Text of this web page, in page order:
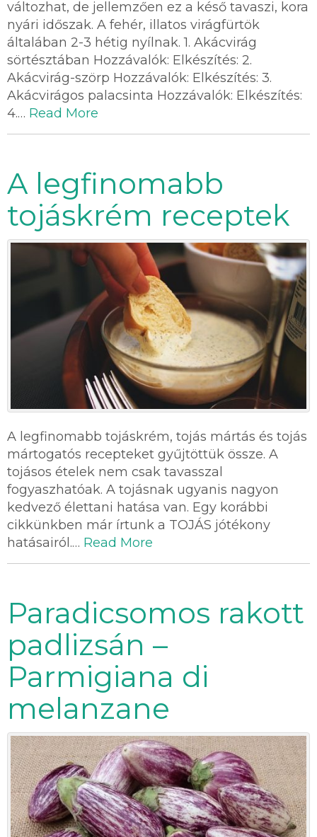
változhat, de jellemzően ez a késő tavaszi, kora
nyári időszak. A fehér, illatos virágfürtök
általában 2-3 hétig nyílnak. 1. Akácvirág
sörtésztában Hozzávalók: Elkészítés: 2.
Akácvirág-szörp Hozzávalók: Elkészítés: 3.
Akácvirágos palacsinta Hozzávalók: Elkészítés:
4.… Read More
A legfinomabb
tojáskrém receptek
A legfinomabb tojáskrém, tojás mártás és tojás
mártogatós recepteket gyűjtöttük össze. A
tojásos ételek nem csak tavasszal
fogyaszhatóak. A tojásnak ugyanis nagyon
kedvező élettani hatása van. Egy korábbi
cikkünkben már írtunk a TOJÁS jótékony
hatásairól.… Read More
Paradicsomos rakott
padlizsán –
Parmigiana di
melanzane